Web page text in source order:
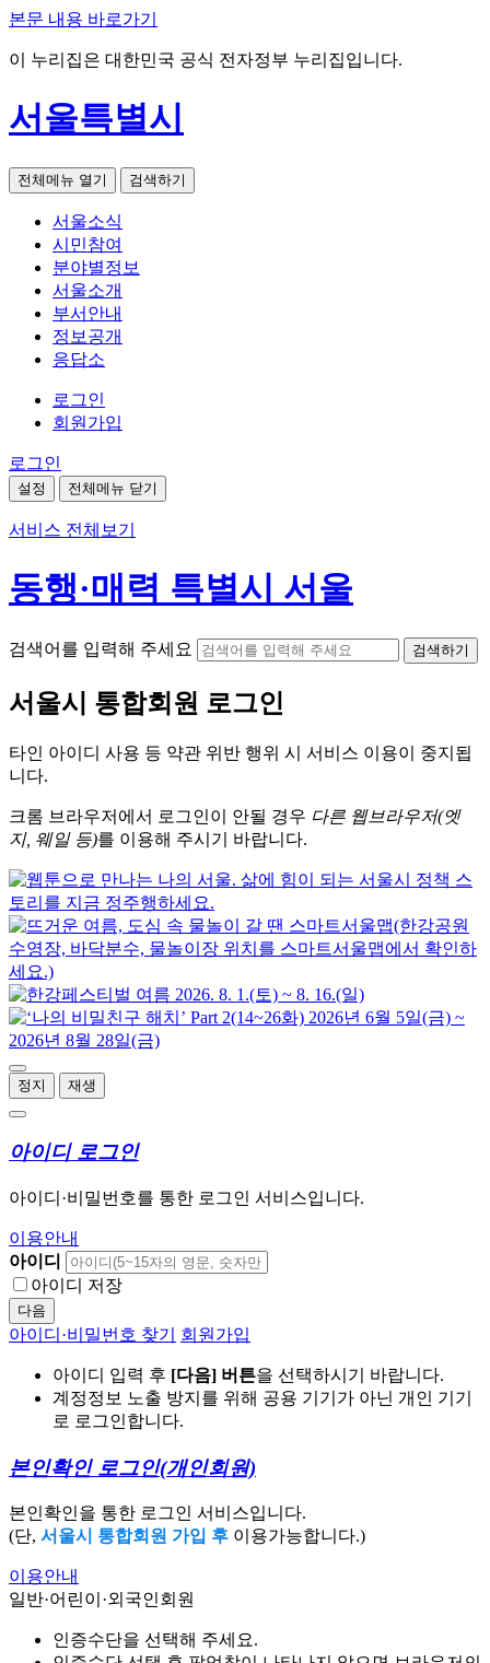
본문 내용 바로가기
이 누리집은 대한민국 공식 전자정부 누리집입니다.
서울특별시
전체메뉴 열기 검색하기
서울소식
시민참여
분야별정보
서울소개
부서안내
정보공개
응답소
로그인
회원가입
로그인
설정 전체메뉴 닫기
서비스 전체보기
동행·매력 특별시 서울
검색어를 입력해 주세요 검색하기
서울시 통합회원 로그인
타인 아이디 사용 등 약관 위반 행위 시 서비스 이용이 중지됩
니다.
크롬 브라우저에서 로그인이 안될 경우 다른 웹브라우저(엣
지, 웨일 등)를 이용해 주시기 바랍니다.
정지 재생
아이디 로그인
아이디·비밀번호를 통한 로그인 서비스입니다.
이용안내
아이디
아이디 저장
다음
아이디·비밀번호 찾기 회원가입
아이디 입력 후 [다음] 버튼을 선택하시기 바랍니다.
계정정보 노출 방지를 위해 공용 기기가 아닌 개인 기기
로 로그인합니다.
본인확인 로그인(개인회원)
본인확인을 통한 로그인 서비스입니다.
(단, 서울시 통합회원 가입 후 이용가능합니다.)
이용안내
일반·어린이·외국인회원
인증수단을 선택해 주세요.